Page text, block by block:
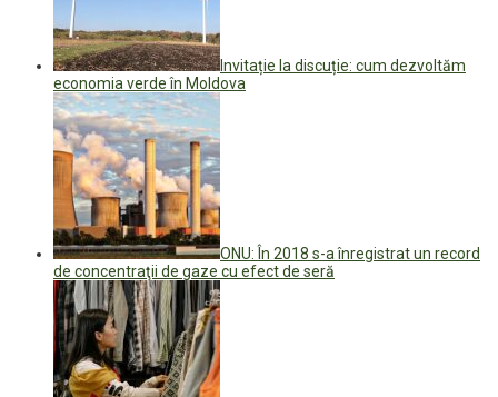
Invitație la discuție: cum dezvoltăm
economia verde în Moldova
ONU: În 2018 s-a înregistrat un record
de concentraţii de gaze cu efect de seră